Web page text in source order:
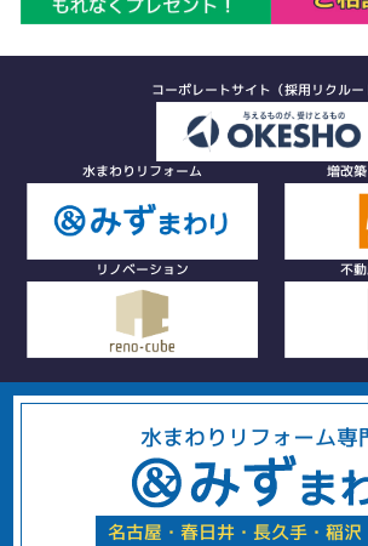
コーポレートサイト（採用リクルー
水まわりリフォーム 増改
リノベーション 不
水まわりリフォーム専
名古屋・春日井・長久手・稲沢